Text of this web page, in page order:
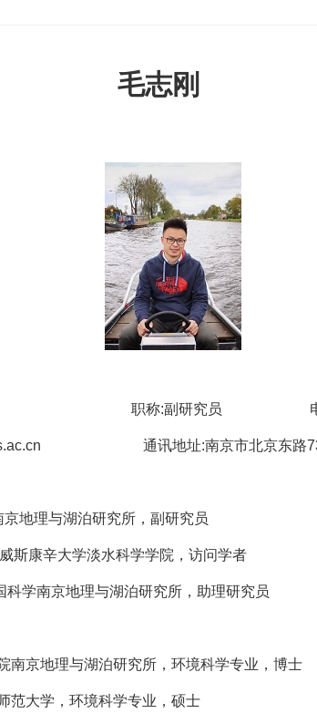
毛志刚
称:副 研究员 电
通讯地址:南京市北京东路
地理与湖泊研究所，副研究员
康辛大学淡水科学学院，访问学者
学南京地理与湖泊研究所，助理研究员
京地理与湖泊研究所，环境科学专业，博士
大学，环境科学专业，硕士